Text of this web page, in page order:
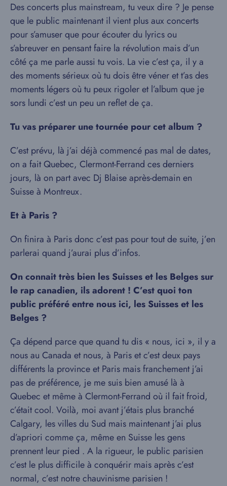
Des concerts plus mainstream, tu veux dire ? Je pense
que le public maintenant il vient plus aux concerts
pour s’amuser que pour écouter du lyrics ou
s’abreuver en pensant faire la révolution mais d’un
côté ça me parle aussi tu vois. La vie c’est ça, il y a
des moments sérieux où tu dois être véner et t’as des
moments légers où tu peux rigoler et l’album que je
sors lundi c’est un peu un reflet de ça.
Tu vas préparer une tournée pour cet album ?
C’est prévu, là j’ai déjà commencé pas mal de dates,
on a fait Quebec, Clermont-Ferrand ces derniers
jours, là on part avec Dj Blaise après-demain en
Suisse à Montreux.
Et à Paris ?
On finira à Paris donc c’est pas pour tout de suite, j’en
parlerai quand j’aurai plus d’infos.
On connait très bien les Suisses et les Belges sur
le rap canadien, ils adorent ! C’est quoi ton
public préféré entre nous ici, les Suisses et les
Belges ?
Ça dépend parce que quand tu dis « nous, ici », il y a
nous au Canada et nous, à Paris et c’est deux pays
différents la province et Paris mais franchement j’ai
pas de préférence, je me suis bien amusé là à
Quebec et même à Clermont-Ferrand où il fait froid,
c’était cool. Voilà, moi avant j’étais plus branché
Calgary, les villes du Sud mais maintenant j’ai plus
d’apriori comme ça, même en Suisse les gens
prennent leur pied . A la rigueur, le public parisien
c’est le plus difficile à conquérir mais après c’est
normal, c’est notre chauvinisme parisien !